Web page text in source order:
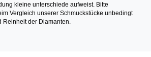
kleine unterschiede aufweist. Bitte
Vergleich unserer Schmuckstücke unbedingt
Reinheit der Diamanten.